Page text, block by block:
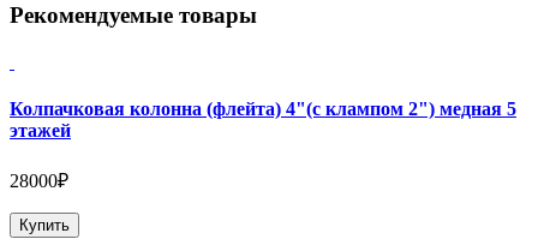
Рекомендуемые товары
Колпачковая колонна (флейта) 4"(с клампом 2") медная 5
этажей
28000₽
Купить